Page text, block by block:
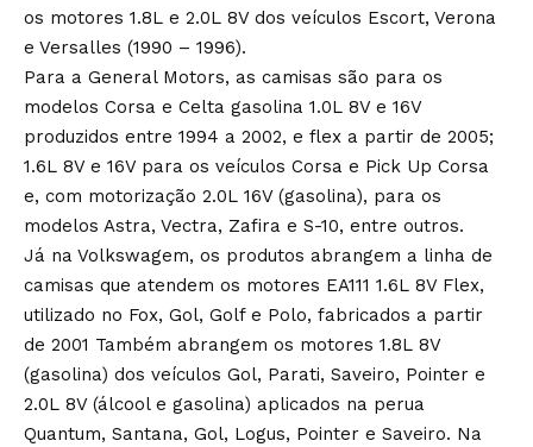
os motores 1.8L e 2.0L 8V dos veículos Escort, Verona
e Versalles (1990 – 1996).
Para a General Motors, as camisas são para os
modelos Corsa e Celta gasolina 1.0L 8V e 16V
produzidos entre 1994 a 2002, e flex a partir de 2005;
1.6L 8V e 16V para os veículos Corsa e Pick Up Corsa
e, com motorização 2.0L 16V (gasolina), para os
modelos Astra, Vectra, Zafira e S-10, entre outros.
Já na Volkswagem, os produtos abrangem a linha de
camisas que atendem os motores EA111 1.6L 8V Flex,
utilizado no Fox, Gol, Golf e Polo, fabricados a partir
de 2001 Também abrangem os motores 1.8L 8V
(gasolina) dos veículos Gol, Parati, Saveiro, Pointer e
2.0L 8V (álcool e gasolina) aplicados na perua
Quantum, Santana, Gol, Logus, Pointer e Saveiro. Na